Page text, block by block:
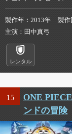
製作年 2013年 製作
主演
田中真弓
レンタル
15
ONE
ンドの冒険